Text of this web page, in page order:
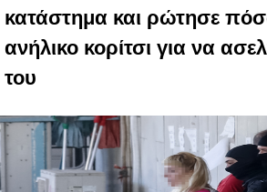
κατάστημα και ρώτησε
ανήλικο κορίτσι για να
του